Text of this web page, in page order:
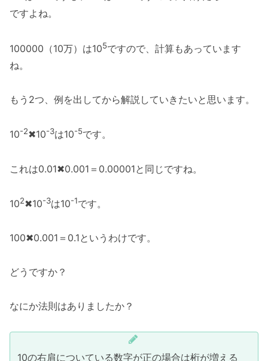
ですよね。
100000（10万）は105ですので、計算もあっています
ね。
もう2つ、例を出してから解説していきたいと思います。
10-2✖10-3は10-5です。
これは0.01✖0.001＝0.00001と同じですね。
102✖10-3は10-1です。
100✖0.001＝0.1というわけです。
どうですか？
なにか法則はありましたか？
10の右肩についている数字が正の場合は桁が増える